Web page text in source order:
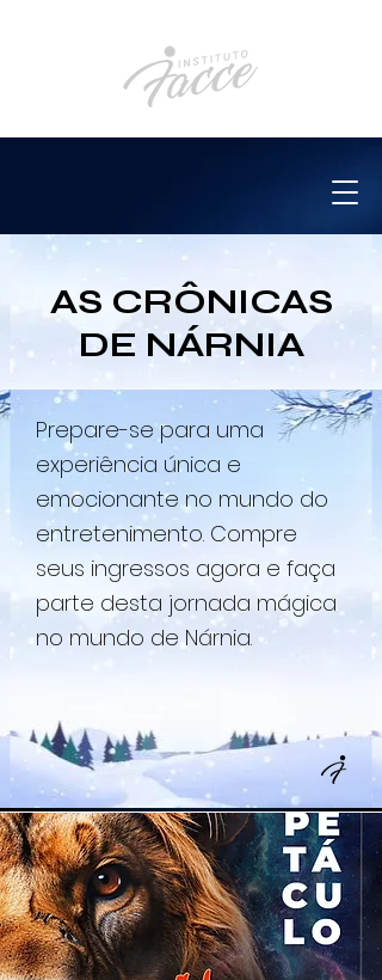
AS CRÔNICAS
DE NÁRNIA
Prepare-se para uma
experiência única e
emocionante no mundo do
entretenimento. Compre
seus ingressos agora e faça
parte desta jornada mágica
no mundo de Nárnia.